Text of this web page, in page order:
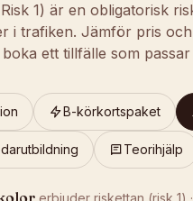
1) är en obligatorisk
i trafiken. Jämför pris
boka ett tillfälle som passar
B-körkortspaket
Teorihjälp
erbjuder riskettan (risk 1)